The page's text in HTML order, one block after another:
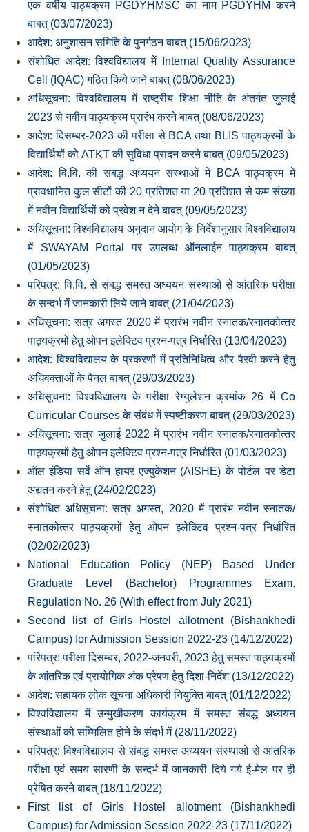
एक वर्षीय पाठ्यक्रम PGDYHMSC का नाम PGDYHM करने
बाबत् (03/07/2023)
आदेश: अनुशासन समिति के पुनर्गठन बाबत् (15/06/2023)
संशोधित आदेश: विश्‍वविद्यालय में Internal Quality Assurance
Cell (IQAC) गठित किये जाने बाबत् (08/06/2023)
अधिसूचना: विश्‍वविद्यालय में राष्‍ट्रीय शिक्षा नीति के अंतर्गत जुलाई
2023 से नवीन पाठ्यक्रम प्रारंभ करने बाबत् (08/06/2023)
आदेश: दिसम्‍बर-2023 की परीक्षा से BCA तथा BLIS पाठ्यक्रमों के
विद्यार्थियों को ATKT की सुविधा प्रादन करने बाबत् (09/05/2023)
आदेश: वि.वि. की संबद्ध अध्‍ययन संस्‍थाओं में BCA पाठ्यक्रम में
प्रावधानित कुल सीटों की 20 प्रतिशत या 20 प्रतिशत से कम संख्‍या
में नवीन विद्यार्थियों को प्रवेश न देने बाबत् (09/05/2023)
अधिसूचना: विश्‍वविद्यालय अनुदान आयोग के निर्देशानुसार विश्‍वविद्यालय
में SWAYAM Portal पर उपलब्‍ध ऑनलाईन पाठ्यक्रम बाबत्
(01/05/2023)
परिपत्र: वि.वि. से संबद्ध समस्त अध्ययन संस्थाओं से आंतरिक परीक्षा
के सन्दर्भ में जानकारी लिये जाने बाबत् (21/04/2023)
अधिसूचना: सत्र अगस्‍त 2020 में प्रारंभ नवीन स्‍नातक/स्‍नातकोत्‍तर
पाठ्यक्रमों हेतु ओपन इलेक्टिव प्रश्‍न-पत्र निर्धारित (13/04/2023)
आदेश: विश्‍वविद्यालय के प्रकरणों में प्रतिनिधित्‍व और पैरवी करने हेतु
अधिवक्‍ताओं के पैनल बाबत् (29/03/2023)
अधिसूचना: विश्‍वविद्यालय के परीक्षा रेग्‍युलेशन क्रमांक 26 में Co
Curricular Courses के संबंध में स्‍पष्‍टीकरण बाबत् (29/03/2023)
अधिसूचना: सत्र जुलाई 2022 में प्रारंभ नवीन स्‍नातक/स्‍नातकोत्‍तर
पाठ्यक्रमों हेतु ओपन इलेक्टिव प्रश्‍न-पत्र निर्धारित (01/03/2023)
ऑल इंडिया सर्वे ऑन हायर एज्‍युकेशन (AISHE) के पोर्टल पर डेटा
अद्यतन करने हेतु (24/02/2023)
संशोधित अधिसूचना: सत्र अगस्‍त, 2020 में प्रारंभ नवीन स्‍नातक/
स्‍नातकोत्‍तर पाठ्यक्रमों हेतु ओपन इलेक्टिव प्रश्‍न-पत्र निर्धारित
(02/02/2023)
National Education Policy (NEP) Based Under
Graduate Level (Bachelor) Programmes Exam.
Regulation No. 26 (With effect from July 2021)
Second list of Girls Hostel allotment (Bishankhedi
Campus) for Admission Session 2022-23 (14/12/2022)
परिपत्र: परीक्षा दिसम्‍बर, 2022-जनवरी, 2023 हेतु समस्‍त पाठ्यक्रमों
के आंतरिक एवं प्रायोगिक अंक प्रेषण हेतु दिशा-निर्देश (13/12/2022)
आदेश: सहायक लोक सूचना अधिकारी नियुक्ति बाबत् (01/12/2022)
विश्वविद्यालय में उन्मुखीकरण कार्यक्रम में समस्त संबद्ध अध्ययन
संस्थाओं को सम्मिलित होने के संदर्भ में (28/11/2022)
परिपत्र: विश्‍वविद्यालय से संबद्ध समस्‍त अध्‍ययन संस्‍थाओं से आंतरिक
परीक्षा एवं समय सारणी के सन्‍दर्भ में जानकारी दिये गये ई-मेल पर ही
प्रेषित करने बाबत् (18/11/2022)
First list of Girls Hostel allotment (Bishankhedi
Campus) for Admission Session 2022-23 (17/11/2022)